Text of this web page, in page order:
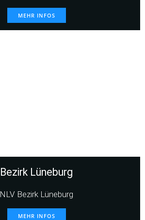
MEHR INFOS
Bezirk Lüneburg
NLV Bezirk Lüneburg
MEHR INFOS